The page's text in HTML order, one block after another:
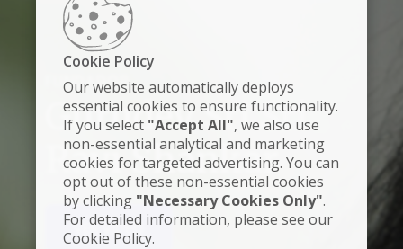
FUNDADOR
Gurudev Sri Sri
Ravi Shankar
VER VIDEO
Cookie Policy
Our website automatically deploys
essential cookies to ensure functionality.
If you select "Accept All", we also use
non-essential analytical and marketing
cookies for targeted advertising. You can
opt out of these non-essential cookies
by clicking "Necessary Cookies Only".
For detailed information, please see our
Cookie Policy.